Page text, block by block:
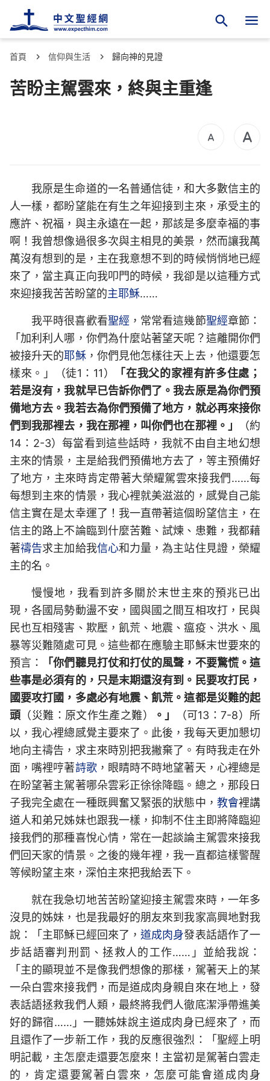
首頁 信仰與生活 歸向神的見證
苦盼主駕雲來，終與主重逢
我原是生命道的一名普通信徒，和大多數信主的
人一樣，都盼望能在有生之年迎接到主來，承受主的
應許、祝福，與主永遠在一起，那該是多麼幸福的事
啊！我曾想像過很多次與主相見的美景，然而讓我萬
萬沒有想到的是，主在我意想不到的時候悄悄地已經
來了，當主真正向我叩門的時候，我卻是以這種方式
來迎接我苦苦盼望的主耶穌……
我平時很喜歡看聖經 ，常常看這幾節聖經章節：
「加利利人哪，你們為什麼站著望天呢？這離開你們
被接升天的耶穌，你們見他怎樣往天上去，他還要怎
樣來。」（徒1：11）
「在我父的家裡有許多住處；
若是沒有，我就早已告訴你們了。我去原是為你們預
備地方去。我若去為你們預備了地方，就必再來接你
們到我那裡去，我在那裡，叫你們也在那裡。」
（約
14：2-3）每當看到這些話時，我就不由自主地幻想
主來的情景，主是給我們預備地方去了，等主預備好
了地方，主來時肯定帶著大榮耀駕雲來接我們……每
每想到主來的情景，我心裡就美滋滋的，感覺自己能
信主實在是太幸運了！我一直帶著這個盼望信主，在
信主的路上不論臨到什麼苦難、試煉、患難，我都藉
著禱告求主加給我信心和力量，為主站住見證，榮耀
主的名。
慢慢地，我看到許多關於末世主來的預兆已出
現，各國局勢動盪不安，國與國之間互相攻打，民與
民也互相殘害、欺壓，飢荒、地震、瘟疫、洪水、風
暴等災難隨處可見。這些都在應驗主耶穌末世要來的
預言：
「你們聽見打仗和打仗的風聲，不要驚慌。這
些事是必須有的，只是末期還沒有到。民要攻打民，
國要攻打國，多處必有地震、飢荒。這都是災難的起
頭 （災難：原文作生產之難） 。」
（可13：7-8）所
以，我心裡總感覺主要來了。此後，我每天更加懇切
地向主禱告，求主來時別把我撇棄了。有時我走在外
面，嘴裡哼著詩歌，眼睛時不時地望著天，心裡總是
在盼望著主駕著哪朵雲彩正徐徐降臨。總之，那段日
子我完全處在一種既興奮又緊張的狀態中， 教會裡講
道人和弟兄姊妹也跟我一樣，抑制不住主即將降臨迎
接我們的那種喜悅心情，常在一起談論主駕雲來接我
們回天家的情景。之後的幾年裡，我一直都這樣警醒
等候盼望主來，深怕主來把我給丟下。
就在我急切地苦苦盼望迎接主駕雲來時，一年多
沒見的姊妹，也是我最好的朋友來到我家高興地對我
說：「主耶穌已經回來了，道成肉身發表話語作了一
步話語審判刑罰、拯救人的工作……」並給我說：
「主的顯現並不是像我們想像的那樣，駕著天上的某
一朵白雲來接我們，而是道成肉身親自來在地上，發
表話語拯救我們人類，最終將我們人徹底潔淨帶進美
好的歸宿……」一聽姊妹說主道成肉身已經來了，而
且還作了一步新工作，我的反應很強烈：「聖經上明
明記載，主怎麼走還要怎麼來！主當初是駕著白雲走
的，肯定還要駕著白雲來，怎麼可能會道成肉身